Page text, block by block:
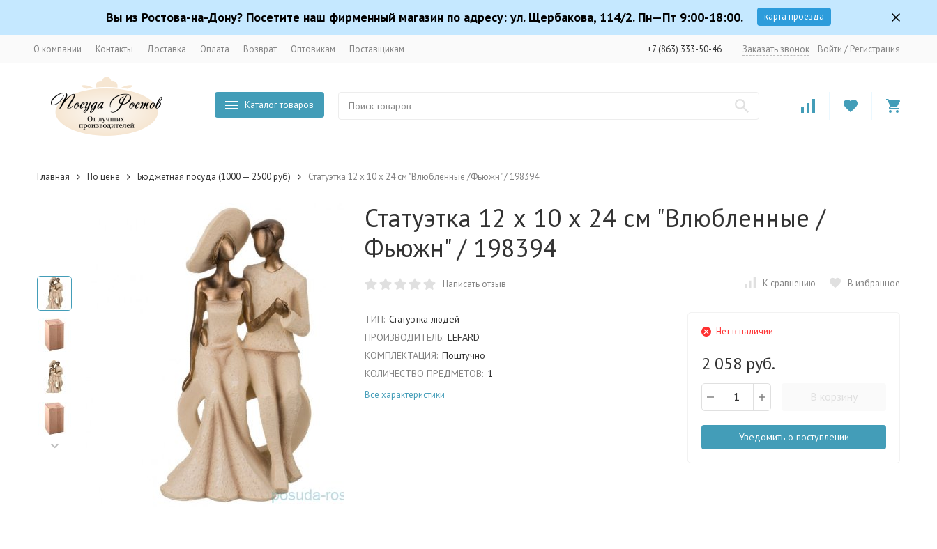
Вы из Ростова-на-Дону? Посетите наш фирменный магазин по адресу: ул. Щербакова, 114/2. Пн—Пт 9:00-18:00. карта проезда
О компании Контакты Доставка Оплата Возврат Оптовикам Поставщикам +7 (863) 333-50-46 Заказать звонок Войти / Регистрация
Каталог товаров
Главная По цене Бюджетная посуда (1000 — 2500 руб) Статуэтка 12 х 10 х 24 см "Влюбленные /Фьюжн" / 198394
Статуэтка 12 х 10 х 24 см "Влюбленные /
Фьюжн" / 198394
Написать отзыв К сравнению В избранное
ТИП: Статуэтка людей
ПРОИЗВОДИТЕЛЬ: LEFARD
КОМПЛЕКТАЦИЯ: Поштучно
КОЛИЧЕСТВО ПРЕДМЕТОВ: 1
Все характеристики
Нет в наличии
2 058 руб.
В корзину
Уведомить о поступлении